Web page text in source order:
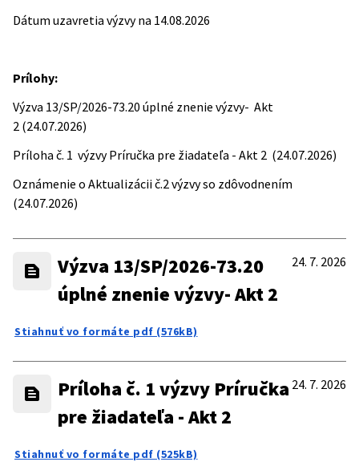
Dátum uzavretia výzvy na 14.08.2026
Prílohy:
Výzva 13/SP/2026-73.20 úplné znenie výzvy- Akt
2 (24.07.2026)
Príloha č. 1 výzvy Príručka pre žiadateľa - Akt 2 (24.07.2026)
Oznámenie o Aktualizácii č.2 výzvy so zdôvodnením
(24.07.2026)
Výzva 13/SP/2026-73.20
úplné znenie výzvy- Akt 2
24. 7. 2026
Stiahnuť vo formáte pdf (576kB)
Príloha č. 1 výzvy Príručka
pre žiadateľa - Akt 2
24. 7. 2026
Stiahnuť vo formáte pdf (525kB)